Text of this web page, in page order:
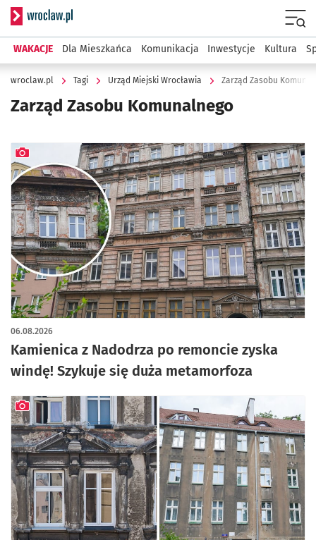
Serwis informacyjny wroclaw.pl
WAKACJE Dla Mieszkańca Komunikacja Inwestycje Kultura
wroclaw.pl Tagi Urząd Miejski Wrocławia Zarząd Zasobu
Zarząd Zasobu Komunalnego
Kamienica z Nadodrza po remoncie zyska
windę! Szykuje się duża metamorfoza
06.08.2026
artykuł z galerią zdjęć